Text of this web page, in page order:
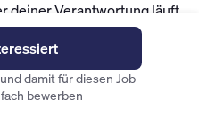
deiner Verantwortung läuft,
und gibst nichts frei, was
auf. Wer Ideen hat wie es
den Raum es
damit für diesen Job
bewerben